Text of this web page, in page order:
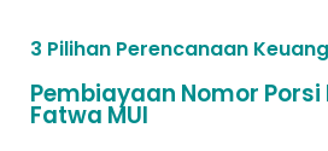
3 Pilihan Perencanaan
Pembiayaan Nomor Porsi
Fatwa MUI